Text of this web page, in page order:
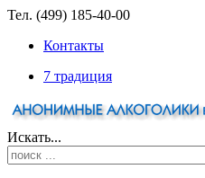
Тел. (499) 185-40-00
Контакты
7 традиция
Искать...